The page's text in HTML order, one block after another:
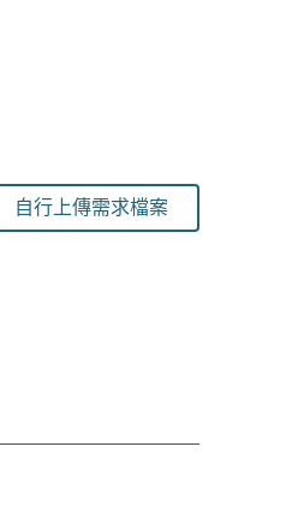
自行上傳需求檔案